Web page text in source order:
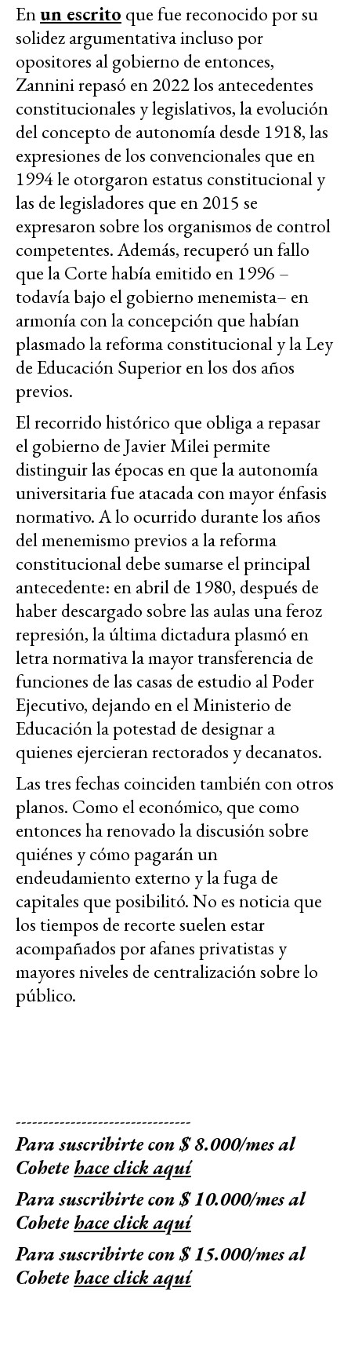
Enun escrito que fue reconocido por su
solidez argumentativa incluso por
opositores al gobierno de entonces,
Zannini repasó en 2022 los antecedentes
constitucionales y legislativos, la evolución
del concepto de autonomía desde 1918, las
expresiones de los convencionales que en
1994 le otorgaron estatus constitucional y
las de legisladores que en 2015 se
expresaron sobre los organismos de control
competentes. Además, recuperó un fallo
que la Corte había emitido en 1996 –
todavía bajo el gobierno menemista– en
armonía con la concepción que habían
plasmado la reforma constitucional y la Ley
de Educación Superior en los dos años
previos.
El recorrido histórico que obliga a repasar
el gobierno de Javier Milei permite
distinguir las épocas en que la autonomía
universitaria fue atacada con mayor énfasis
normativo. A lo ocurrido durante los años
del menemismo previos a la reforma
constitucional debe sumarse el principal
antecedente: en abril de 1980, después de
haber descargado sobre las aulas una feroz
represión, la última dictadura plasmó en
letra normativa la mayor transferencia de
funciones de las casas de estudio al Poder
Ejecutivo, dejando en el Ministerio de
Educación la potestad de designar a
quienes ejercieran rectorados y decanatos.
Las tres fechas coinciden también con otros
planos. Como el económico, que como
entonces ha renovado la discusión sobre
quiénes y cómo pagarán un
endeudamiento externo y la fuga de
capitales que posibilitó. No es noticia que
los tiempos de recorte suelen estar
acompañados por afanes privatistas y
mayores niveles de centralización sobre lo
público.
--------------------------------
Para suscribirte con $ 8.000/mes al
Cohetehace click aquí
Para suscribirte con $ 10.000/mes al
Cohetehace click aquí
Para suscribirte con $ 15.000/mes al
Cohetehace click aquí